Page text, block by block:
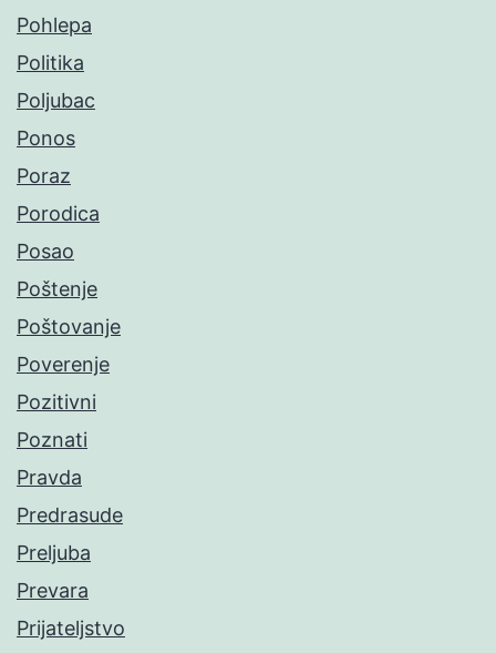
Pohlepa
Politika
Poljubac
Ponos
Poraz
Porodica
Posao
Poštenje
Poštovanje
Poverenje
Pozitivni
Poznati
Pravda
Predrasude
Preljuba
Prevara
Prijateljstvo